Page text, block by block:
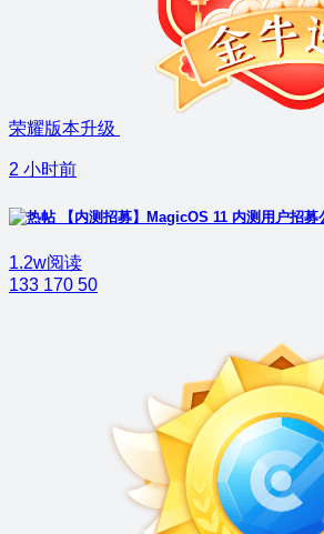
荣耀版本升级
2 小时前
【内测招募】MagicOS 11 内测用户招募
1.2w阅读
133 170 50